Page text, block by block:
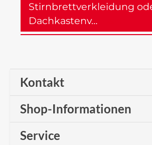
Stirnbrettverkleidung
Dachkastenv…
Kontakt
Shop-Informationen
Service